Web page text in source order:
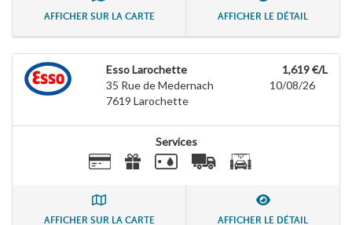
AFFICHER SUR LA CARTE AFFICHER LE DÉTAIL
Esso Larochette
35 Rue de Medernach
7619 Larochette
1,619 €/L
10/08/26
Services
AFFICHER SUR LA CARTE AFFICHER LE DÉTAIL